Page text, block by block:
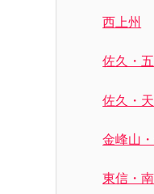
西上州
佐久・
佐久・
金峰山
東信・